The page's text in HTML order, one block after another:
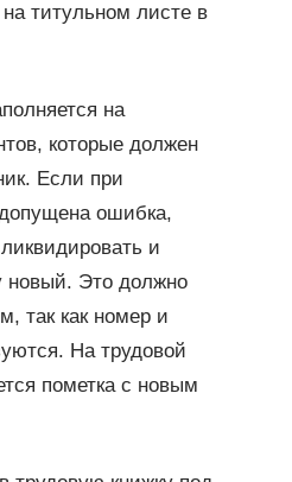
титульном листе в
на
которые должен
Если при
ошибка,
и
новый. Это должно
так как номер и
На трудовой
пометка с новым